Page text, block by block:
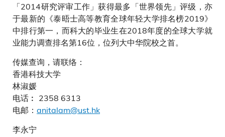
「2014研究评审工作」获得最多「世界领先」评级，亦
于最新的《泰晤士高等教育全球年轻大学排名榜2019》
中排行第一，而科大的毕业生在2018年度的全球大学就
业能力调查排名第16位，位列大中华院校之首。
传媒查询，请联络：
香港科技大学
林淑媛
电话︰ 2358 6313
电邮： anitalam@ust.hk
李永宁